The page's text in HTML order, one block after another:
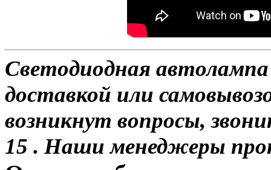
Светодиодная
доставкой или
возникнут вопросы,
15 . Наши менеджеры